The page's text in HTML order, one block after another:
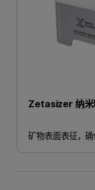
Zetasizer 纳米
矿物表面表征，